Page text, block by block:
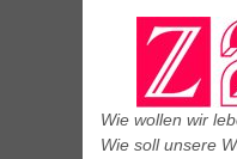
Wie wollen wir
Wie soll unsere